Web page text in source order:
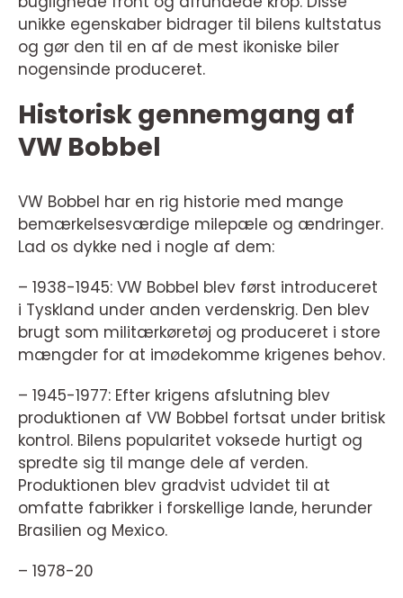
unikke egenskaber bidrager til bilens kultstatus
og gør den til en af de mest ikoniske biler
nogensinde produceret.
Historisk gennemgang af
VW Bobbel
VW Bobbel har en rig historie med mange
bemærkelsesværdige milepæle og ændringer.
Lad os dykke ned i nogle af dem:
– 1938-1945: VW Bobbel blev først introduceret
i Tyskland under anden verdenskrig. Den blev
brugt som militærkøretøj og produceret i store
mængder for at imødekomme krigenes behov.
– 1945-1977: Efter krigens afslutning blev
produktionen af VW Bobbel fortsat under britisk
kontrol. Bilens popularitet voksede hurtigt og
spredte sig til mange dele af verden.
Produktionen blev gradvist udvidet til at
omfatte fabrikker i forskellige lande, herunder
Brasilien og Mexico.
– 1978-20